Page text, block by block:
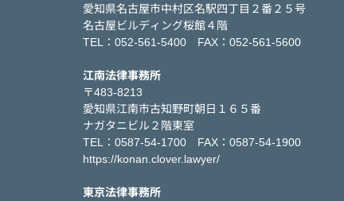
愛知県名古屋市中村区名駅四丁目２番２５号
名古屋ビルディング桜館４階
TEL：052-561-5400 FAX：052-561-5600
江南法律事務所
〒483-8213
愛知県江南市古知野町朝日１６５番
ナガタニビル２階東室
TEL：0587-54-1700 FAX：0587-54-1900
https://konan.clover.lawyer/
東京法律事務所